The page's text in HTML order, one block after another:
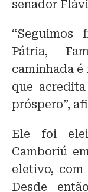
senador
“Seguimos
Pátria,
caminhada
que
próspero”,
Ele foi
Camboriú
eletivo,
Desde